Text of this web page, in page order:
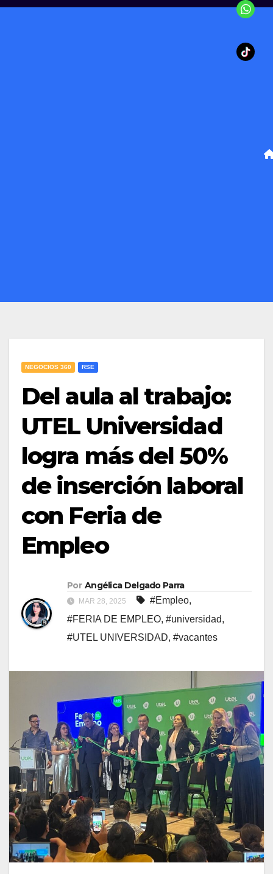
NEGOCIOS 360 RSE
Del aula al trabajo:
UTEL Universidad
logra más del 50%
de inserción laboral
con Feria de
Empleo
Por Angélica Delgado Parra
MAR 28, 2025 #Empleo,
#FERIA DE EMPLEO, #universidad,
#UTEL UNIVERSIDAD, #vacantes